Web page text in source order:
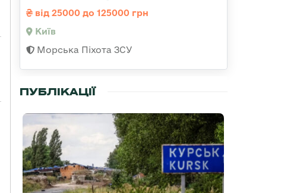
від 25000 до 125000 грн
Київ
Морська Піхота ЗСУ
ПУБЛІКАЦІЇ